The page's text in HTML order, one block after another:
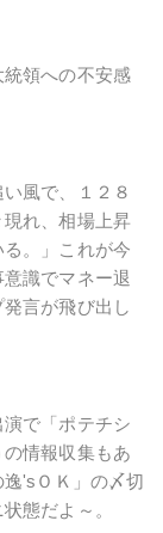
領への不安感
風で、１２８
れ、相場上昇
。」これが今
識でマネー退
言が飛び出し
で「ポテチシ
情報収集もあ
逸's ＯＫ」の〆切
態だよ～。